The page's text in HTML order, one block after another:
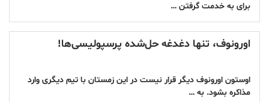
‏برای به خدمت گرفتن …
اورونوف، تنها دغدغه حل‌شده پرسپولیسی‌ها!
اوستون اورونوف دیگر قرار نیست در این زمستان با تیم دیگری وارد
مذاکره بشود. به …